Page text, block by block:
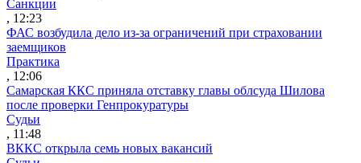
Санкции
, 12:23
ФАС возбудила дело из-за ограничений при страховании
заемщиков
Практика
, 12:06
Самарская ККС приняла отставку главы облсуда Шилова
после проверки Генпрокуратуры
Судьи
, 11:48
ВККС открыла семь новых вакансий